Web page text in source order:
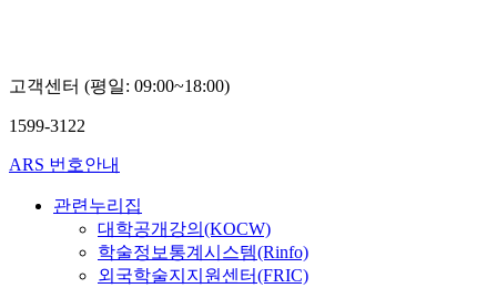
고객센터 (평일: 09:00~18:00)
1599-3122
ARS 번호안내
관련누리집
대학공개강의(KOCW)
학술정보통계시스템(Rinfo)
외국학술지지원센터(FRIC)